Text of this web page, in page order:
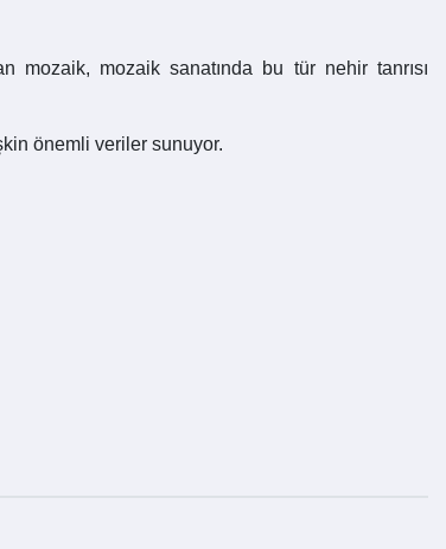
mozaik sanatında bu tür nehir tanrısı
önemli veriler sunuyor.